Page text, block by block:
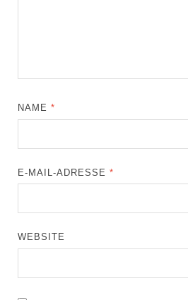
NAME*
E-MAIL-ADRESSE*
WEBSITE